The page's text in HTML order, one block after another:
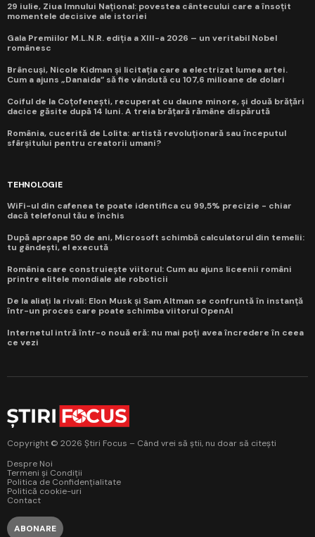
29 iulie, Ziua Imnului Național: povestea cântecului care a însoțit
momentele decisive ale istoriei
Gala Premiilor M.L.N.R. ediția a XIII-a 2026 – un veritabil Nobel
românesc
Brâncuși, Nicole Kidman și licitația care a electrizat lumea artei.
Cum a ajuns „Danaida” să fie vândută cu 107,6 milioane de dolari
Coiful de la Coțofenești, recuperat cu daune minore, și două brățări
dacice găsite după 14 luni. A treia brățară rămâne dispărută
România, cucerită de Lolita: artistă revoluționară sau începutul
sfârșitului pentru creatorii umani?
TEHNOLOGIE
WiFi-ul din cafenea te poate identifica cu 99,5% precizie - chiar
dacă telefonul tău e închis
După aproape 50 de ani, Microsoft schimbă calculatorul din temelii:
tu gândești, el execută
România care construiește viitorul: Cum au ajuns liceenii români
printre elitele mondiale ale roboticii
De la aliați la rivali: Elon Musk și Sam Altman se confruntă în instanță
într-un proces care poate schimba viitorul OpenAI
Internetul intră într-o nouă eră: nu mai poți avea încredere în ceea
ce vezi
Copyright © 2026 Știri Focus – Când vrei să știi, nu doar să citești
Despre Noi
Termeni și Condiții
Politica de Confidențialitate
Politică cookie-uri
Contact
ABONARE